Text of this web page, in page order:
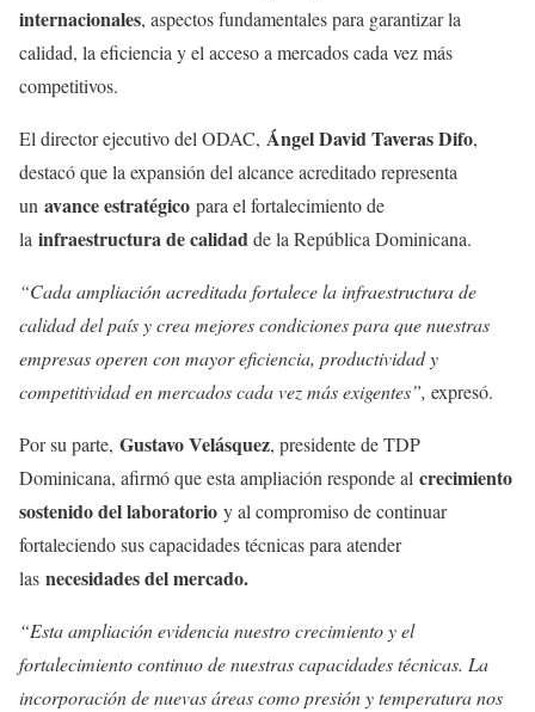
internacionales, aspectos fundamentales para garantizar la
calidad, la eficiencia y el acceso a mercados cada vez más
competitivos.
El director ejecutivo del ODAC, Ángel David Taveras Difo,
destacó que la expansión del alcance acreditado representa
un avance estratégico para el fortalecimiento de
la infraestructura de calidadde la República Dominicana.
“Cada ampliación acreditada fortalece la infraestructura de
calidad del país y crea mejores condiciones para que nuestras
empresas operen con mayor eficiencia, productividad y
competitividad en mercados cada vez más exigentes”, expresó.
Por su parte, Gustavo Velásquez, presidente de TDP
Dominicana, afirmó que esta ampliación responde al crecimiento
sostenido del laboratorio y al compromiso de continuar
fortaleciendo sus capacidades técnicas para atender
las necesidades del mercado.
“Esta ampliación evidencia nuestro crecimiento y el
fortalecimiento continuo de nuestras capacidades técnicas. La
incorporación de nuevas áreas como presión y temperatura nos